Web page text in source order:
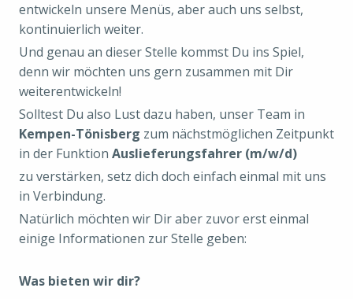
entwickeln unsere Menüs, aber auch uns selbst,
kontinuierlich weiter.
Und genau an dieser Stelle kommst Du ins Spiel,
denn wir möchten uns gern zusammen mit Dir
weiterentwickeln!
Solltest Du also Lust dazu haben, unser Team in
Kempen-Tönisberg zum nächstmöglichen Zeitpunkt
in der Funktion Auslieferungsfahrer (m/w/d)
zu verstärken, setz dich doch einfach einmal mit uns
in Verbindung.
Natürlich möchten wir Dir aber zuvor erst einmal
einige Informationen zur Stelle geben:
Was bieten wir dir?